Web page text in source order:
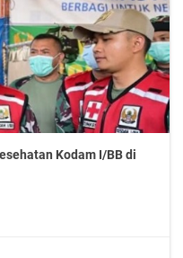
Kodam I/BB di